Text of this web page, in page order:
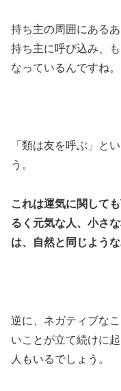
持ち主の周囲にある
持ち主に呼び込み、
なっているんですね。
「類は友を呼ぶ」と
う。
これは運気に関して
るく元気な人、小さ
は、自然と同じよう
逆に、ネガティブな
いことが立て続けに
人もいるでしょう。